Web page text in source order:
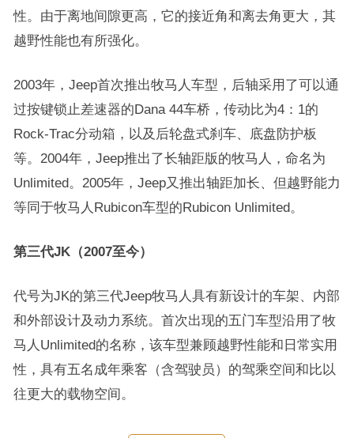
性。由于离地间隙更高，它的接近角和离去角更大，其
越野性能也有所强化。
2003年，Jeep首次推出牧马人车型，后轴采用了可以通
过按键锁止差速器的Dana 44车桥，传动比为4：1的
Rock-Trac分动箱，以及后轮盘式刹车、底盘防护板
等。2004年，Jeep推出了长轴距版的牧马人，命名为
Unlimited。2005年，Jeep又推出轴距加长、但越野能力
等同于牧马人Rubicon车型的Rubicon Unlimited。
第三代JK（2007至今）
代号为JK的第三代Jeep牧马人具有新设计的车架、内部
和外部设计及动力系统。首次出现的五门车型沿用了牧
马人Unlimited的名称，该车型兼顾越野性能和日常实用
性，具有五名成年乘客（含驾驶员）的驾乘空间和比以
往更大的载物空间。